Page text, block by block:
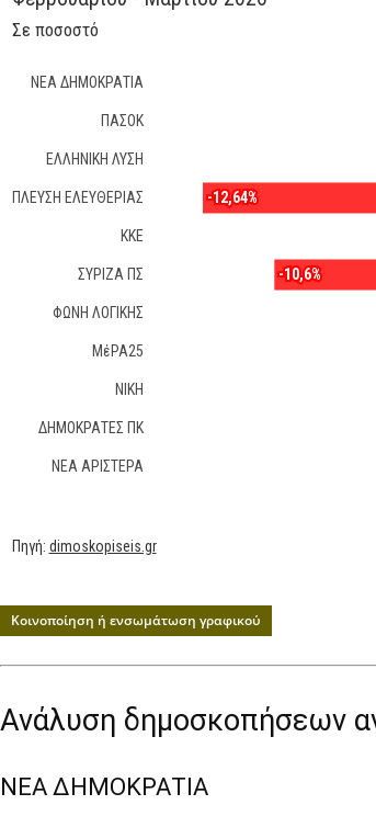
Κοινοποίηση ή ενσωμάτωση γραφικού
Ανάλυση δημοσκοπήσεων
ΝΕΑ ΔΗΜΟΚΡΑΤΙΑ